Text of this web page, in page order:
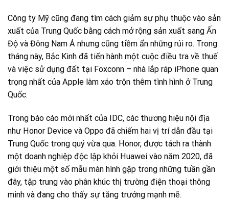
Công ty Mỹ cũng đang tìm cách giảm sự phụ thuộc vào sản
xuất của Trung Quốc bằng cách mở rộng sản xuất sang Ấn
Độ và Đông Nam Á nhưng cũng tiềm ẩn những rủi ro. Trong
tháng này, Bắc Kinh đã tiến hành một cuộc điều tra về thuế
và việc sử dụng đất tại Foxconn – nhà lắp ráp iPhone quan
trọng nhất của Apple làm xáo trộn thêm tình hình ở Trung
Quốc.
Trong báo cáo mới nhất của IDC, các thương hiệu nội địa
như Honor Device và Oppo đã chiếm hai vị trí dẫn đầu tại
Trung Quốc trong quý vừa qua. Honor, được tách ra thành
một doanh nghiệp độc lập khỏi Huawei vào năm 2020, đã
giới thiệu một số mẫu màn hình gập trong những tuần gần
đây, tập trung vào phân khúc thị trường điện thoại thông
minh và đang cho thấy sự tăng trưởng mạnh mẽ.